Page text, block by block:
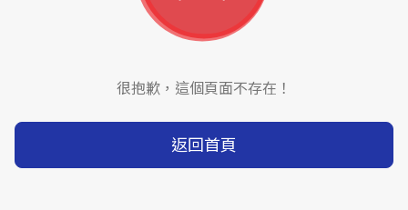
很抱歉，這個頁面不存在！
返回首頁